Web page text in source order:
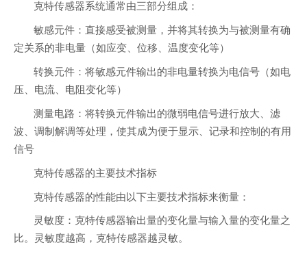
克特传感器系统通常由三部分组成：
敏感元件：直接感受被测量，并将其转换为与被测量有确
定关系的非电量（如应变、位移、温度变化等）
转换元件：将敏感元件输出的非电量转换为电信号（如电
压、电流、电阻变化等）
测量电路：将转换元件输出的微弱电信号进行放大、滤
波、调制解调等处理，使其成为便于显示、记录和控制的有用
信号
克特传感器的主要技术指标
克特传感器的性能由以下主要技术指标来衡量：
灵敏度：克特传感器输出量的变化量与输入量的变化量之
比。灵敏度越高，克特传感器越灵敏。